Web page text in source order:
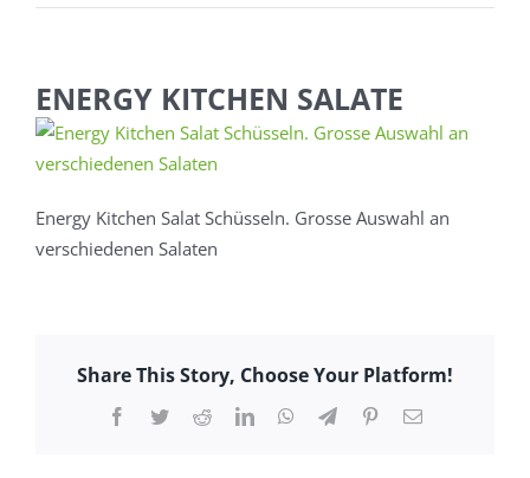
ENERGY KITCHEN SALATE
Energy Kitchen Salat Schüsseln. Grosse Auswahl an
verschiedenen Salaten
Share This Story, Choose Your Platform!
Facebook
TwitterRedditLinkedInWhatsApp
TelegramPinterest
E-